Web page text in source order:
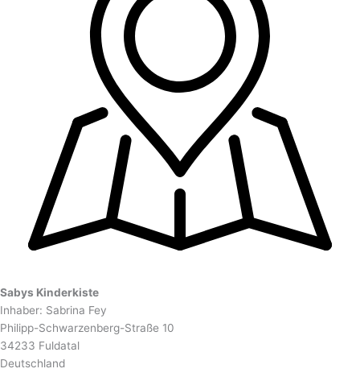
Sabys Kinderkiste
Inhaber: Sabrina Fey
Philipp-Schwarzenberg-Straße 10
34233 Fuldatal
Deutschland